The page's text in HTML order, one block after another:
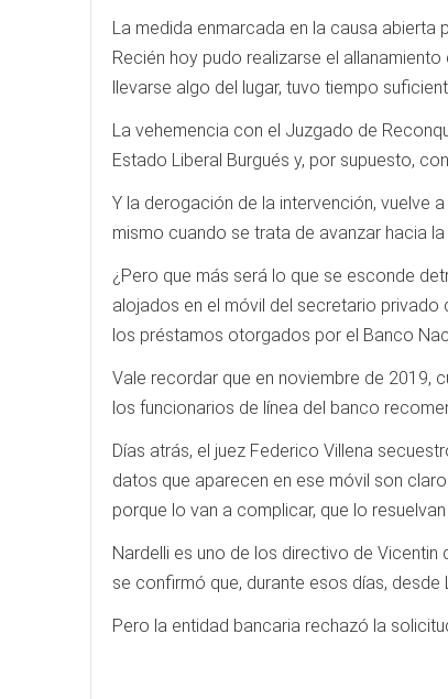
La medida enmarcada en la causa
Recién hoy pudo realizarse el
llevarse algo del lugar, tuvo tiempo
La vehemencia con el Juzgado de
Estado Liberal Burgués y, por supuesto,
Y la derogación de la intervención, vuelve
mismo cuando se trata de avanzar hacia
¿Pero que más será lo que se esconde
alojados en el móvil del secretario privado
los préstamos otorgados por el Banco
Vale recordar que en noviembre de 2019,
los funcionarios de línea del banco
Días atrás, el juez Federico Villena
datos que aparecen en ese móvil son
porque lo van a complicar, que lo
Nardelli es uno de los directivo de
se confirmó que, durante esos días,
Pero la entidad bancaria rechazó la